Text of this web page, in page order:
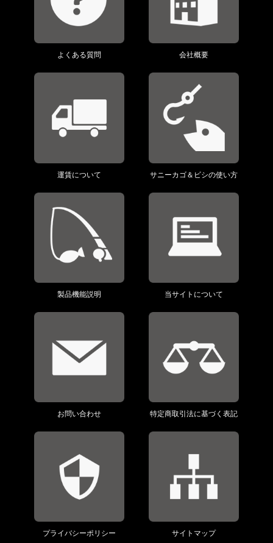
よくある質問 会社概要
運賃について サニーカゴ＆ビシの使い方
製品機能説明 当サイトについて
お問い合わせ 特定商取引法に基づく表記
プライバシーポリシー サイトマップ